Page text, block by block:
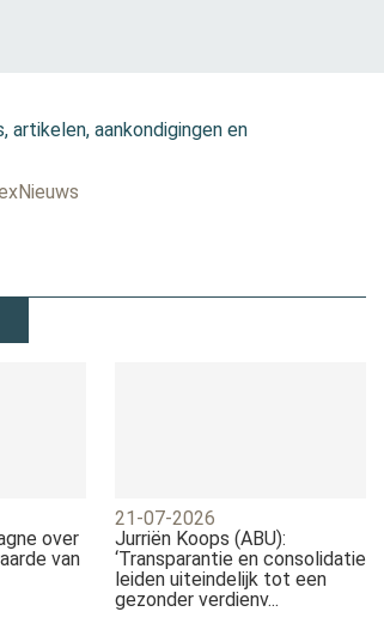
artikelen, aankondigingen en
over
van
21-07-2026
Jurriën Koops (ABU):
‘Transparantie en consolidatie
leiden uiteindelijk tot een
gezonder verdienv...